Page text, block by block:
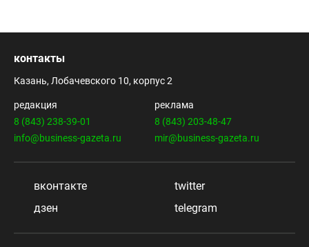
контакты
Казань, Лобачевского 10, корпус 2
редакция
8 (843) 238-39-01
info@business-gazeta.ru
реклама
8 (843) 203-48-47
mir@business-gazeta.ru
вконтакте
twitter
дзен
telegram